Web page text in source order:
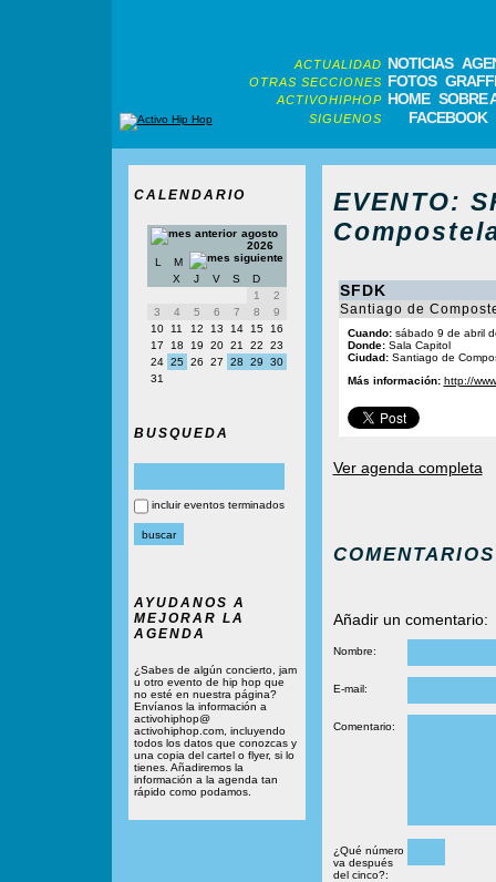
ACTUALIDAD NOTICIAS
OTRAS SECCIONES FOTOS
ACTIVOHIPHOP HOME SOBRE
SIGUENOS FACEBOOK
CALENDARIO
agosto
2026
L
M
X
J V S
D
1
2
3
4 5 6 7 8
9
10
11 12 13 14 15
16
17
18 19 20 21 22
23
24 25 26 27 28 29
30
31
BUSQUEDA
incluir eventos terminados
AYUDANOS A
MEJORAR LA
AGENDA
¿Sabes de algún concierto, jam
u otro evento de hip hop que
no esté en nuestra página?
Envíanos la información a
activohiphop@
activohiphop.com, incluyendo
todos los datos que conozcas y
una copia del cartel o flyer, si lo
tienes. Añadiremos la
información a la agenda tan
rápido como podamos.
EVENTO:
SFDK
Santiago de
Cuando:sábado 9 de abril
Donde:Sala Capitol
Ciudad:Santiago de
Más información: http://
Ver agenda completa
COMENTARIOS
Añadir un comentario:
Nombre:
E-mail:
Comentario:
¿Qué número
va después
del cinco?: